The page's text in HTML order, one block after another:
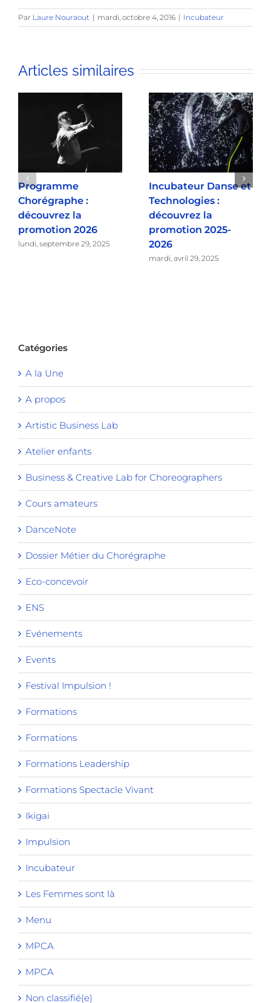
Par Laure Nouraout | mardi, octobre 4, 2016 | Incubateur
Articles similaires
Programme
Chorégraphe :
découvrez la
promotion 2026
lundi, septembre 29, 2025
Incubateur Danse et
Technologies :
découvrez la
promotion 2025-
2026
mardi, avril 29, 2025
Catégories
A la Une
A propos
Artistic Business Lab
Atelier enfants
Business & Creative Lab for Choreographers
Cours amateurs
DanceNote
Dossier Métier du Chorégraphe
Eco-concevoir
ENS
Evénements
Events
Festival Impulsion !
Formations
Formations
Formations Leadership
Formations Spectacle Vivant
Ikigai
Impulsion
Incubateur
Les Femmes sont là
Menu
MPCA
MPCA
Non classifié(e)